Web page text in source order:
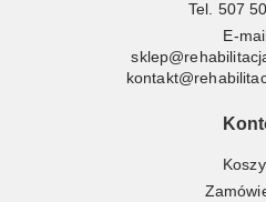
Tel. 507
E-